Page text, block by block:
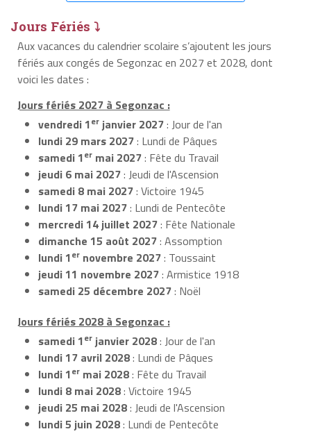
Jours Fériés ⤵
Aux vacances du calendrier scolaire s’ajoutent les jours
fériés aux congés de Segonzac en 2027 et 2028, dont
voici les dates :
Jours fériés 2027 à Segonzac :
vendredi 1er janvier 2027: Jour de l'an
lundi 29 mars 2027: Lundi de Pâques
samedi 1er mai 2027: Fête du Travail
jeudi 6 mai 2027: Jeudi de l'Ascension
samedi 8 mai 2027: Victoire 1945
lundi 17 mai 2027: Lundi de Pentecôte
mercredi 14 juillet 2027: Fête Nationale
dimanche 15 août 2027: Assomption
lundi 1er novembre 2027: Toussaint
jeudi 11 novembre 2027: Armistice 1918
samedi 25 décembre 2027: Noël
Jours fériés 2028 à Segonzac :
samedi 1er janvier 2028: Jour de l'an
lundi 17 avril 2028: Lundi de Pâques
lundi 1er mai 2028: Fête du Travail
lundi 8 mai 2028: Victoire 1945
jeudi 25 mai 2028: Jeudi de l'Ascension
lundi 5 juin 2028: Lundi de Pentecôte